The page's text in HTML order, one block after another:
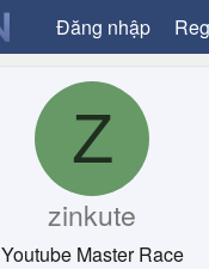
Đăng nhập
Z
zinkute
Youtube Master Race